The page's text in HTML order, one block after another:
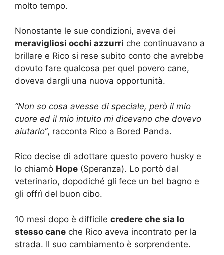
molto tempo.
Nonostante le sue condizioni, aveva dei
meravigliosi occhi azzurri che continuavano a
brillare e Rico si rese subito conto che avrebbe
dovuto fare qualcosa per quel povero cane,
doveva dargli una nuova opportunità.
“Non so cosa avesse di speciale, però il mio
cuore ed il mio intuito mi dicevano che dovevo
aiutarlo“, racconta Rico a Bored Panda.
Rico decise di adottare questo povero husky e
lo chiamò Hope (Speranza). Lo portò dal
veterinario, dopodiché gli fece un bel bagno e
gli offrì del buon cibo.
10 mesi dopo è difficile credere che sia lo
stesso cane che Rico aveva incontrato per la
strada. Il suo cambiamento è sorprendente.